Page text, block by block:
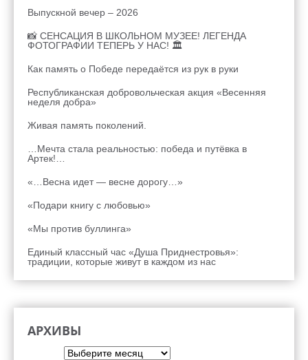
Выпускной вечер – 2026
📸 СЕНСАЦИЯ В ШКОЛЬНОМ МУЗЕЕ! ЛЕГЕНДА
ФОТОГРАФИИ ТЕПЕРЬ У НАС! 🏛
Как память о Победе передаётся из рук в руки
Республиканская добровольческая акция «Весенняя
неделя добра»
Живая память поколений.
…Мечта стала реальностью: победа и путёвка в
Артек!…
«…Весна идет — весне дорогу…»
«Подари книгу с любовью»
«Мы против буллинга»
Единый классный час «Душа Приднестровья»:
традиции, которые живут в каждом из нас
АРХИВЫ